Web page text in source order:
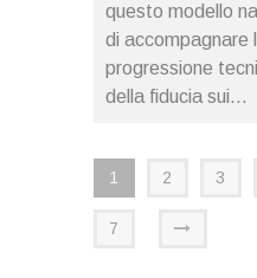
questo modello
di accompagnare
progressione
della fiducia sui...
1 2 3
7